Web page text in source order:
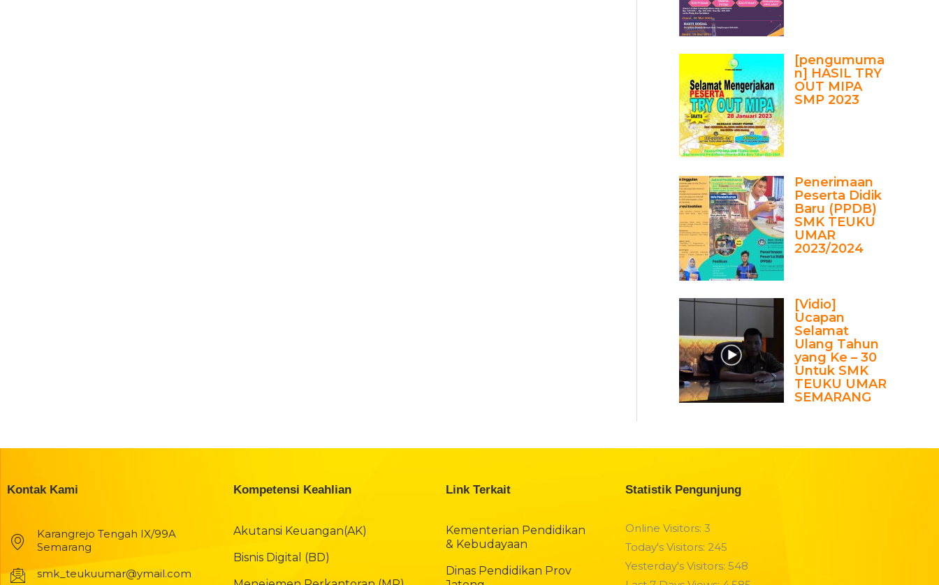
[pengumuma
n] HASIL TRY
OUT MIPA
SMP 2023
Penerimaan
Peserta Didik
Baru (PPDB)
SMK TEUKU
UMAR
2023/2024
[Vidio]
Ucapan
Selamat
Ulang Tahun
yang Ke – 30
Untuk SMK
TEUKU UMAR
SEMARANG
Kontak Kami
Karangrejo Tengah IX/99A
Semarang
smk_teukuumar@ymail.com
Kompetensi Keahlian
Akutansi Keuangan(AK)
Bisnis Digital (BD)
Link Terkait
Kementerian Pendidikan
& Kebudayaan
Dinas Pendidikan Prov
Statistik Pengunjung
Online Visitors:3
Today's Visitors: 245
Yesterday's Visitors:548